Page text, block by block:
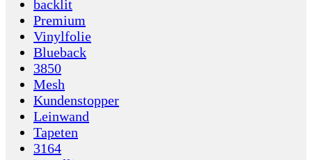
backlit
Premium
Vinylfolie
Blueback
3850
Mesh
Kundenstopper
Leinwand
Tapeten
3164